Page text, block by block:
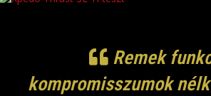
Remek
kompromisszumok